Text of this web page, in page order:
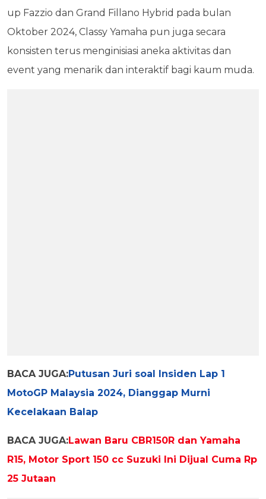
up Fazzio dan Grand Fillano Hybrid pada bulan
Oktober 2024, Classy Yamaha pun juga secara
konsisten terus menginisiasi aneka aktivitas dan
event yang menarik dan interaktif bagi kaum muda.
BACA JUGA:Putusan Juri soal Insiden Lap 1
MotoGP Malaysia 2024, Dianggap Murni
Kecelakaan Balap
BACA JUGA:Lawan Baru CBR150R dan Yamaha
R15, Motor Sport 150 cc Suzuki Ini Dijual Cuma Rp
25 Jutaan